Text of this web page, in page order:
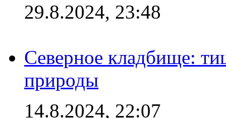
29.8.2024, 23:48
Северное кладбище:
природы
14.8.2024, 22:07